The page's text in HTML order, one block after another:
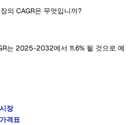
의 CAGR은 무엇입니까?
는 2025-2032에서 11.6% 될 것으로 예
장
격표